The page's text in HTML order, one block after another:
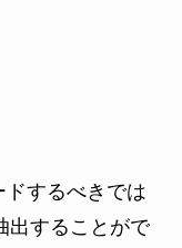
するべきでは
出することがで